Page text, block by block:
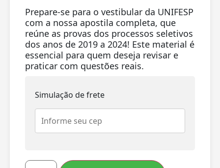
Prepare-se para o vestibular da UNIFESP
com a nossa apostila completa, que
reúne as provas dos processos seletivos
dos anos de 2019 a 2024! Este material é
essencial para quem deseja revisar e
praticar com questões reais.
Simulação de frete